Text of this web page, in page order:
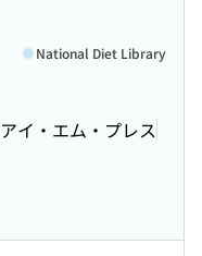
アイ・エム・プレス
National Diet Library